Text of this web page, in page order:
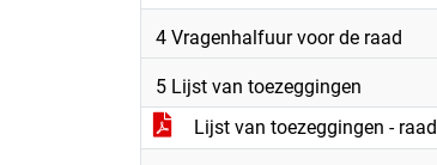
4 Vragenhalfuur voor de raad
5 Lijst van toezeggingen
Lijst van toezeggingen - raad